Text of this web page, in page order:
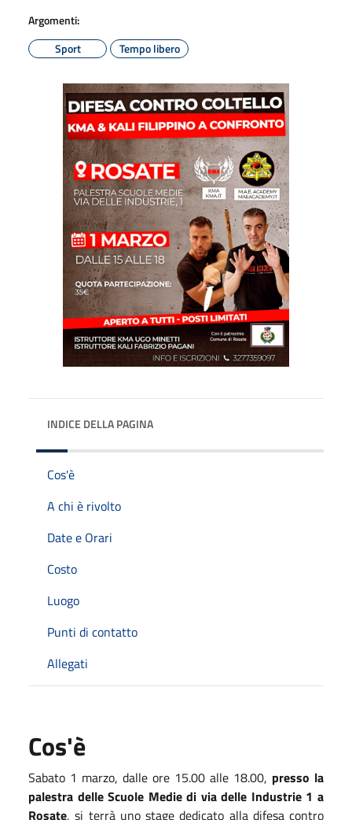
Argomenti:
Sport
Tempo libero
INDICE DELLA PAGINA
Cos'è
A chi è rivolto
Date e Orari
Costo
Luogo
Punti di contatto
Allegati
Cos'è
Sabato 1 marzo, dalle ore 15.00 alle 18.00, presso la
palestra delle Scuole Medie di via delle Industrie 1 a
Rosate, si terrà uno stage dedicato alla difesa contro